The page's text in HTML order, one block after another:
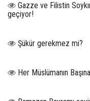
Gazze ve Filistin
geçiyor!
Şükür gerekmez mi?
Her Müslümanın